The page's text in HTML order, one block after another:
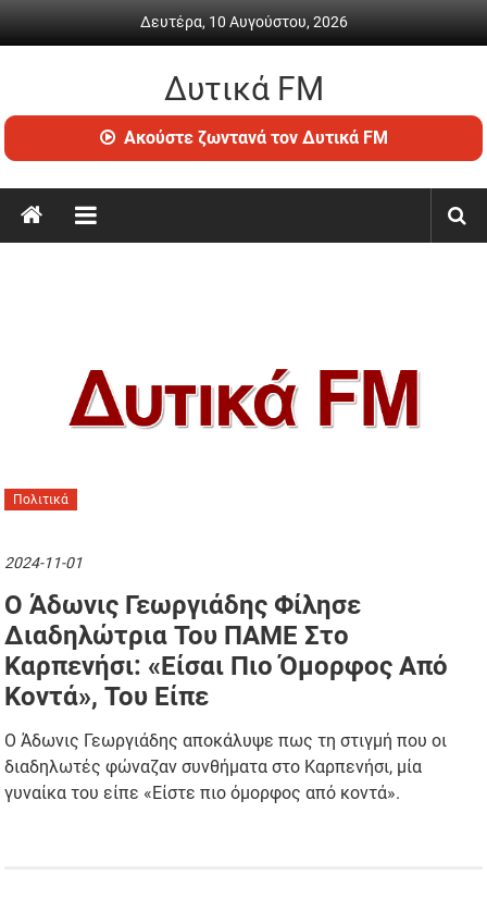
Δευτέρα, 10 Αυγούστου, 2026
Δυτικά FM
Ραδιόφωνο
•
ενημέρωση
Ακούστε ζωντανά τον Δυτικά FM
Πολιτικά
2024-11-01
O Άδωνις Γεωργιάδης Φίλησε
Διαδηλώτρια Του ΠΑΜΕ Στο
Καρπενήσι: «Είσαι Πιο Όμορφος Από
Κοντά», Του Είπε
Ο Άδωνις Γεωργιάδης αποκάλυψε πως τη στιγμή που οι
διαδηλωτές φώναζαν συνθήματα στο Καρπενήσι, μία
γυναίκα του είπε «Eίστε πιο όμορφος από κοντά».